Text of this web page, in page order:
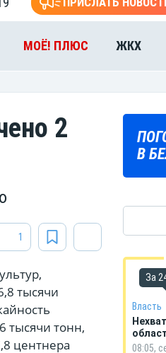
МОЁ! ПЛЮС ЖКХ
2
1
тысячи
тысячи тонн,
центнера
В
на
НА
За
Власть
08:05,